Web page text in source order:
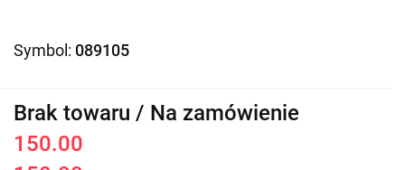
Symbol: 089105
Brak towaru / Na zamówienie
150.00